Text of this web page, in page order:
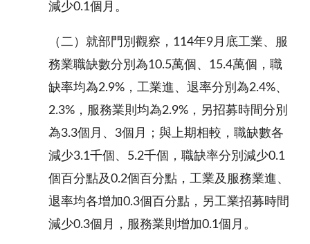
減少0.1個月。
（二）就部門別觀察，114年9月底工業、服
務業職缺數分別為10.5萬個、15.4萬個，職
缺率均為2.9%，工業進、退率分別為2.4%、
2.3%，服務業則均為2.9%，另招募時間分別
為3.3個月、3個月；與上期相較，職缺數各
減少3.1千個、5.2千個，職缺率分別減少0.1
個百分點及0.2個百分點，工業及服務業進、
退率均各增加0.3個百分點，另工業招募時間
減少0.3個月，服務業則增加0.1個月。